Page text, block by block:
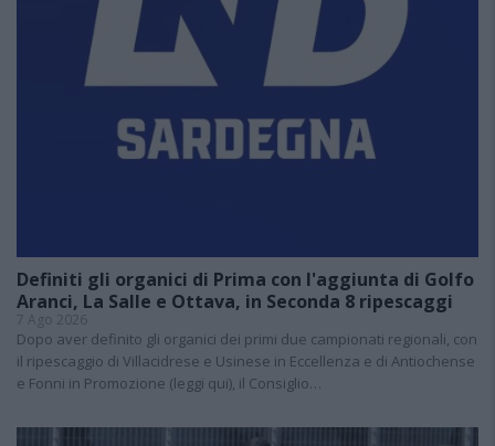
Definiti gli organici di Prima con l'aggiunta di Golfo
Aranci, La Salle e Ottava, in Seconda 8 ripescaggi
7 Ago 2026
Dopo aver definito gli organici dei primi due campionati regionali, con
il ripescaggio di Villacidrese e Usinese in Eccellenza e di Antiochense
e Fonni in Promozione (leggi qui), il Consiglio…